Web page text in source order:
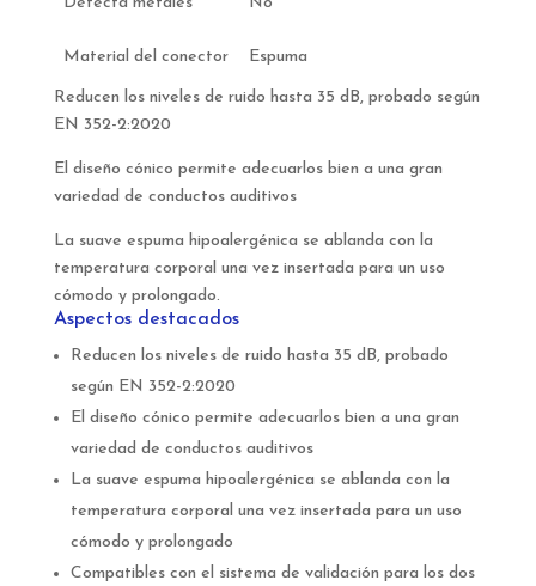
Material del conector Espuma
Reducen los niveles de ruido hasta 35 dB, probado según
EN 352-2:2020
El diseño cónico permite adecuarlos bien a una gran
variedad de conductos auditivos
La suave espuma hipoalergénica se ablanda con la
temperatura corporal una vez insertada para un uso
cómodo y prolongado.
Aspectos destacados
Reducen los niveles de ruido hasta 35 dB, probado
según EN 352-2:2020
El diseño cónico permite adecuarlos bien a una gran
variedad de conductos auditivos
La suave espuma hipoalergénica se ablanda con la
temperatura corporal una vez insertada para un uso
cómodo y prolongado
Compatibles con el sistema de validación para los dos